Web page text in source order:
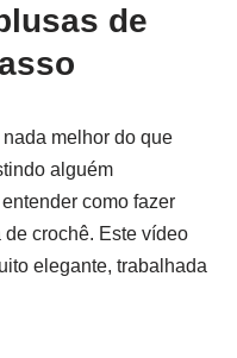
de
melhor do que
alguém
como fazer
crochê. Este vídeo
elegante, trabalhada